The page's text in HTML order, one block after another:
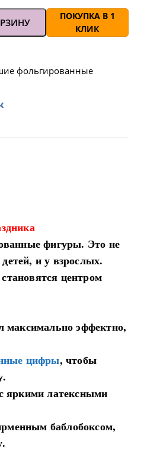
ПОКУПКА В 1
КЛИК
фольгированные
фигуры. Это не
и у взрослых.
центром
максимально эффектно,
цифры, чтобы
яркими латексными
баблобоксом,